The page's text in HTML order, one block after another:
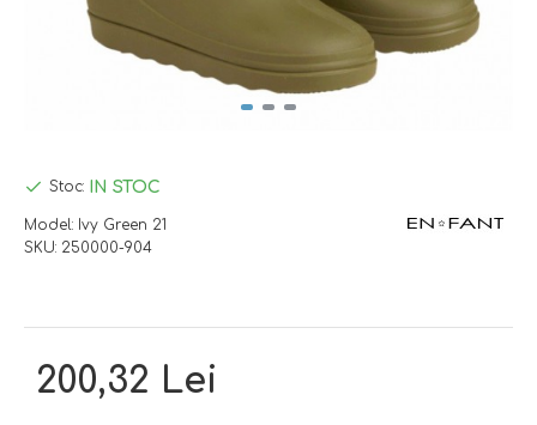
200,32 Lei
Stoc: IN STOC
Model: Ivy Green 21
SKU: 250000-904